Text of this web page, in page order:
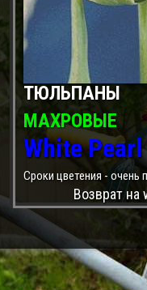
ТЮЛЬПАНЫ
МАХРОВЫЕ
White Pearl
Сроки цветения - очень
Возврат на